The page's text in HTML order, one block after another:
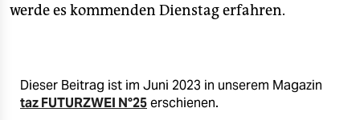
werde es kommenden Dienstag erfahren.
Dieser Beitrag ist im Juni 2023 in unserem Magazin
taz FUTURZWEI N°25erschienen.